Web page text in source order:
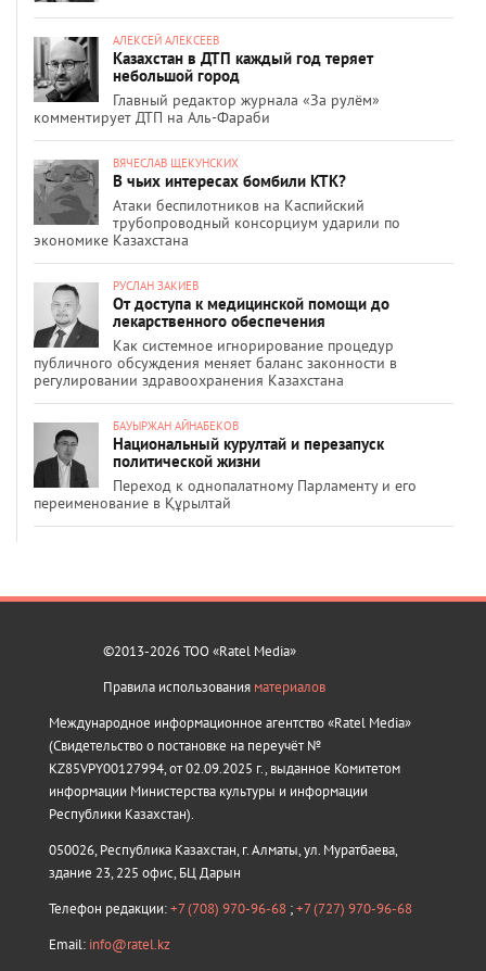
АЛЕКСЕЙ АЛЕКСЕЕВ
Казахстан в ДТП каждый год теряет
небольшой город
Главный редактор журнала «За рулём»
комментирует ДТП на Аль-Фараби
ВЯЧЕСЛАВ ЩЕКУНСКИХ
В чьих интересах бомбили КТК?
Атаки беспилотников на Каспийский
трубопроводный консорциум ударили по
экономике Казахстана
РУСЛАН ЗАКИЕВ
От доступа к медицинской помощи до
лекарственного обеспечения
Как системное игнорирование процедур
публичного обсуждения меняет баланс законности в
регулировании здравоохранения Казахстана
БАУЫРЖАН АЙНАБЕКОВ
Национальный курултай и перезапуск
политической жизни
Переход к однопалатному Парламенту и его
переименование в Құрылтай
©2013-2026 ТОО «Ratel Media»
Правила использования материалов
Международное информационное агентство «Ratel Media»
(Свидетельство о постановке на переучёт №
KZ85VPY00127994, от 02.09.2025 г., выданное Комитетом
информации Министерства культуры и информации
Республики Казахстан).
050026, Республика Казахстан, г. Алматы, ул. Муратбаева,
здание 23, 225 офис, БЦ Дарын
Телефон редакции:+7 (708) 970-96-68 ;+7 (727) 970-96-68
Email: info@ratel.kz